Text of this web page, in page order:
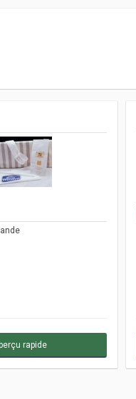
rapide